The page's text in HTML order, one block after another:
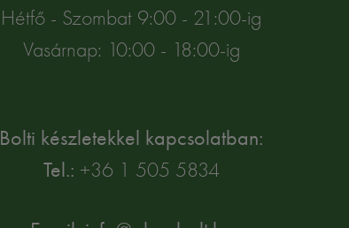
Hétfő - Szombat 9:00 - 21:00-ig
Vasárnap: 10:00 - 18:00-ig
Bolti készletekkel kapcsolatban:
Tel.: +36 1 505 5834